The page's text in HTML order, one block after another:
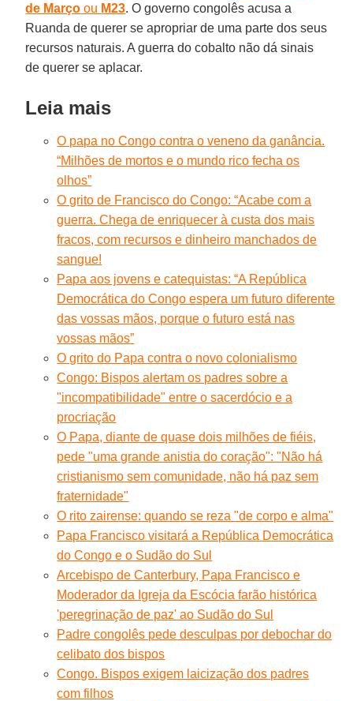
de Março ou M23. O governo congolês acusa a
Ruanda de querer se apropriar de uma parte dos seus
recursos naturais. A guerra do cobalto não dá sinais
de querer se aplacar.
Leia mais
O papa no Congo contra o veneno da ganância.
“Milhões de mortos e o mundo rico fecha os
olhos”
O grito de Francisco do Congo: “Acabe com a
guerra. Chega de enriquecer à custa dos mais
fracos, com recursos e dinheiro manchados de
sangue!
Papa aos jovens e catequistas: “A República
Democrática do Congo espera um futuro diferente
das vossas mãos, porque o futuro está nas
vossas mãos”
O grito do Papa contra o novo colonialismo
Congo: Bispos alertam os padres sobre a
"incompatibilidade" entre o sacerdócio e a
procriação
O Papa, diante de quase dois milhões de fiéis,
pede "uma grande anistia do coração": "Não há
cristianismo sem comunidade, não há paz sem
fraternidade"
O rito zairense: quando se reza "de corpo e alma"
Papa Francisco visitará a República Democrática
do Congo e o Sudão do Sul
Arcebispo de Canterbury, Papa Francisco e
Moderador da Igreja da Escócia farão histórica
'peregrinação de paz' ​​ao Sudão do Sul
Padre congolês pede desculpas por debochar do
celibato dos bispos
Congo. Bispos exigem laicização dos padres
com filhos